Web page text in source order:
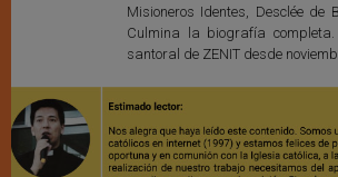
Misioneros Identes, Desclée de
Culmina la biografía
santoral de ZENIT desde